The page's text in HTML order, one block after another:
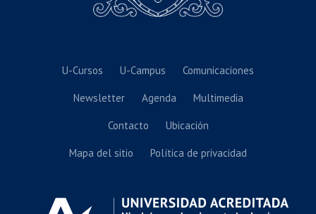
U-Cursos U-Campus Comunicaciones
Newsletter Agenda Multimedia
Contacto Ubicación
Mapa del sitio Política de privacidad